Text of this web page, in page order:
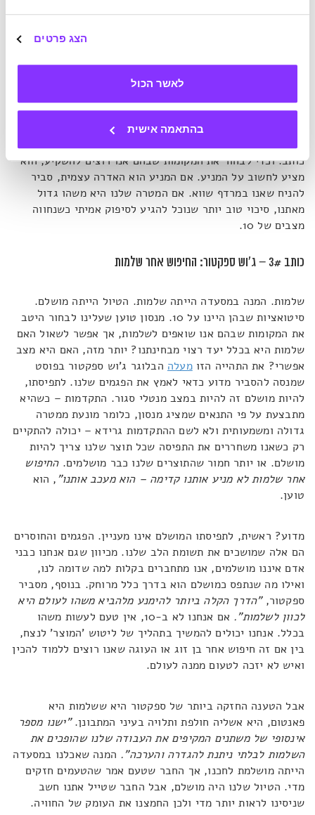
הצג פרטים
לאשר הכול
בהתאמה אישית
הראשונה היא שצריך ליהנות מה-10 כשהוא מגיע, אך גם לזכור
שהוא זמני – להוקיר עליו תודה, להשוות למטה. מנסון מציג
בררנים בתחומים שבהם אנו כן שואפים להגיע לשיא. להשקיע
את המשאבים שלנו בצורה מושכלת ולא להתפזר לכל הכיוונים.
"החיים הם לא משחק של שיפור, אלא של סחר חליפין", הוא
כותב. וכדי לבחור את המקומות שבהם אנו רוצים להשקיע, הוא
מציע לחשוב על המניע. אם המניע הוא האדרה עצמית, סביר
להניח שאנו במרדף שווא. אם המטרה שלנו היא משהו גדול
מאתנו, סיכוי טוב יותר שנוכל להגיע לסיפוק אמיתי כשנחווה
מצבים של 10.
כותב 3# – ג'וש ספקטור: החיפוש אחר שלמות
שלמות. המנה במסעדה הייתה שלמות. הטיול הייתה מושלם.
סיטואציות שבהן היינו על 10. מנסון טוען שעלינו לבחור היטב
את המקומות שבהם אנו שואפים לשלמות, אך אפשר לשאול האם
שלמות היא בכלל יעד רצוי מבחינתנו? יותר מזה, האם היא מצב
אפשרי? את התהייה הזומעלה הבלוגר ג'וש ספקטור בפוסט
שמנסה להסביר מדוע כדאי לאמץ את הפגמים שלנו. לתפיסתו,
להיות מושלם זה להיות במצב מנטלי סגור. התקדמות – כשהיא
מתבצעת על פי התנאים שמציג מנסון, כלומר מונעת ממטרה
גדולה ומשמעותית ולא לשם ההתקדמות גרידא – יכולה להתקיים
רק כשאנו משחררים את התפיסה שכל תוצר שלנו צריך להיות
מושלם. או יותר חמור שהתוצרים שלנו כבר מושלמים.החיפוש
אחר שלמות לא מניע אותנו קדימה – הוא מעכב אותנו", הוא
טוען.
מדוע? ראשית, לתפיסתו המושלם אינו מעניין. הפגמים והחוסרים
הם אלה שמושכים את תשומת הלב שלנו. מכיוון שגם אנחנו כבני
אדם איננו מושלמים, אנו מתחברים בקלות למה שדומה לנו,
ואילו מה שנתפס כמושלם הוא בדרך כלל מרוחק. בנוסף, מסביר
ספקטור,"הדרך הקלה ביותר להימנע מלהביא משהו לעולם היא
לכוון לשלמות".
אם אנחנו לא ב-10, אין טעם לעשות משהו
בכלל. אנחנו יכולים להמשיך בתהליך של ליטוש 'המוצר' לנצח,
בין אם זה חיפוש אחר בן זוג או העוגה שאנו רוצים ללמוד להכין
ואיש לא יזכה לטעום ממנה לעולם.
אבל הטענה החזקה ביותר של ספקטור היא ששלמות היא
פאנטום, היא אשליה חולפת ותלויה בעיני המתבונן."ישנו מספר
אינסופי של משתנים המקיפים את העבודה שלנו שהופכים את
השלמות לבלתי ניתנת להגדרה והערכה". המנה שאכלנו במסעדה
הייתה מושלמת לחכנו, אך החבר שטעם אמר שהטעמים חזקים
מדי. הטיול שלנו היה מושלם, אבל החבר שטייל אתנו חשב
שניסינו לראות יותר מדי ולכן החמצנו את העומק של החוויה.